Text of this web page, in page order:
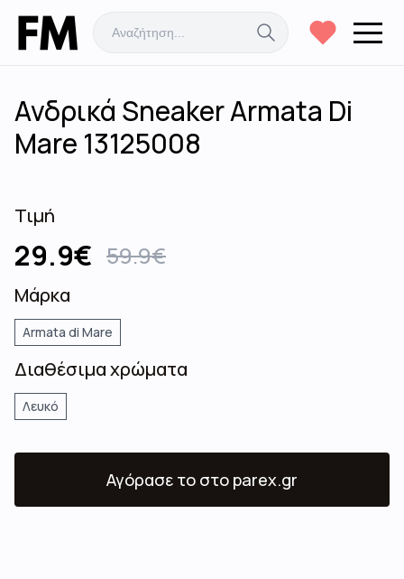
Ανδρικά Sneaker Armata Di
Mare 13125008
Τιμή
29.9€ 59.9€
Μάρκα
Armata di Mare
Διαθέσιμα χρώματα
Λευκό
Αγόρασε το στο parex.gr